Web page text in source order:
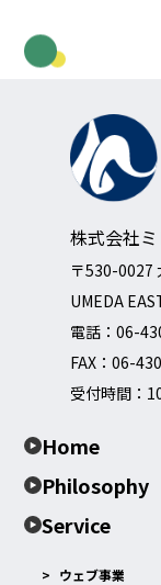
株式会社
〒530-0027
UMEDA
電話： 06-
FAX：06-
受付時間：
Home
Philosophy
Service
ウェブ事業